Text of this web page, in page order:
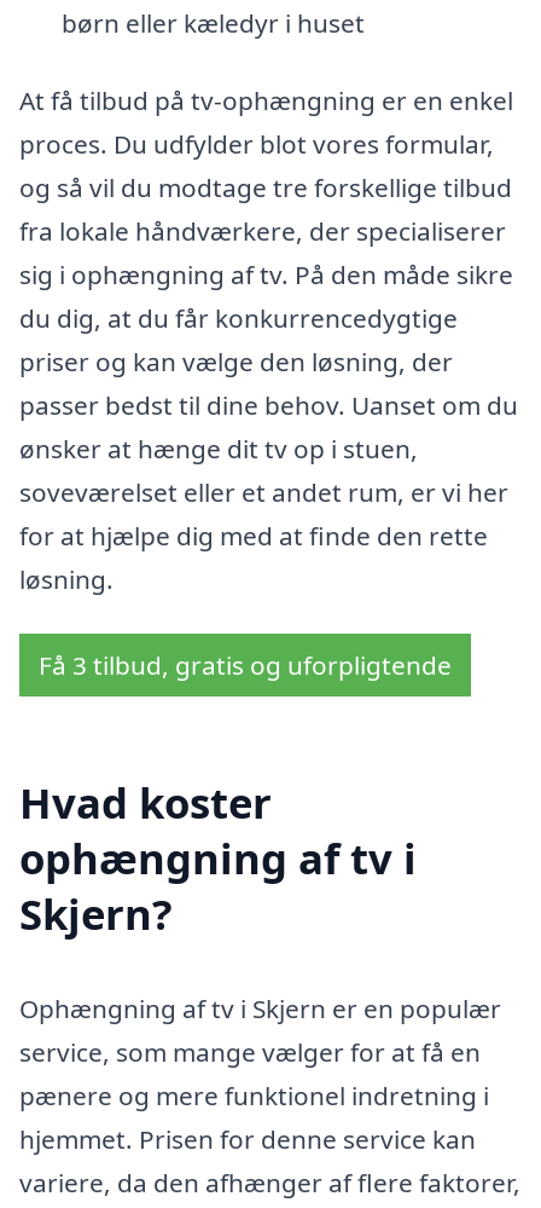
børn eller kæledyr i huset
At få tilbud på tv-ophængning er en enkel
proces. Du udfylder blot vores formular,
og så vil du modtage tre forskellige tilbud
fra lokale håndværkere, der specialiserer
sig i ophængning af tv. På den måde sikre
du dig, at du får konkurrencedygtige
priser og kan vælge den løsning, der
passer bedst til dine behov. Uanset om du
ønsker at hænge dit tv op i stuen,
soveværelset eller et andet rum, er vi her
for at hjælpe dig med at finde den rette
løsning.
Få 3 tilbud, gratis og uforpligtende
Hvad koster
ophængning af tv i
Skjern?
Ophængning af tv i Skjern er en populær
service, som mange vælger for at få en
pænere og mere funktionel indretning i
hjemmet. Prisen for denne service kan
variere, da den afhænger af flere faktorer,